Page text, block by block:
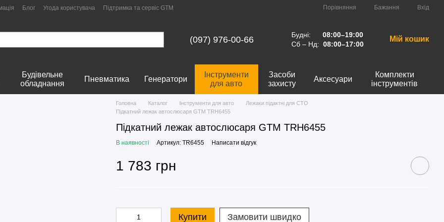
Блог Угода користувача Підтримка та сервіс GTM Порівняння Бажання Вхід
(097) 976-00-66 Будні:
08:00–19:00
Сб – Нд: 08:00–17:00
Мій кошик
Будівельне
обладнання
Пневматика Генератори
Інструменти
для авто
Засоби
захисту
Аксесуари
Комплекти
інструментів
Головна Каталог Інструменти для авто
Лежаки підактні для СТО
Підкатний лежак автослюсаря GTM TRH6455
Підкатний лежак автослюсаря GTM TRH6455
В наявності Артикул: TR6455 Написати відгук
1 783 грн
Купити Замовити швидко